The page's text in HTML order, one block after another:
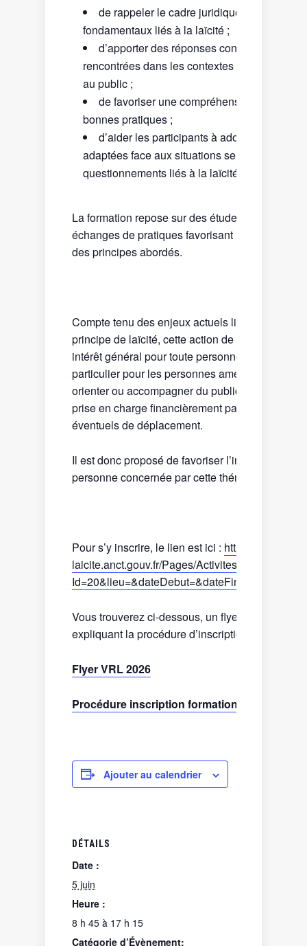
de rappeler le cadre juridique et les
fondamentaux liés à la laïcité ;
d’apporter des réponses concrètes aux
rencontrées dans les contextes d’accueil et
au public ;
de favoriser une compréhension partagée
bonnes pratiques ;
d’aider les participants à adopter des
adaptées face aux situations sensibles ou aux
questionnements liés à la laïcité.
La formation repose sur des études de cas et
échanges de pratiques favorisant une
des principes abordés.
Compte tenu des enjeux actuels liés au respect
principe de laïcité, cette action de formation
intérêt général pour toute personne intéressée
particulier pour les personnes amenées à
orienter ou accompagner du public. Elle est par
prise en charge financièrement par l’État, hors
éventuels de déplacement.
Il est donc proposé de favoriser l’inscription de
personne concernée par cette thématique à
Pour s’y inscrire, le lien est ici : https://formation-
laicite.anct.gouv.fr/Pages/Activites/
Vous trouverez ci-dessous, un flyer ainsi qu’un
expliquant la procédure d’inscription
Flyer VRL 2026
Procédure inscription formations VRL sur
Ajouter au calendrier
DÉTAILS
Date :
5 juin
Heure :
8 h 45 à 17 h 15
Catégorie d’Évènement: